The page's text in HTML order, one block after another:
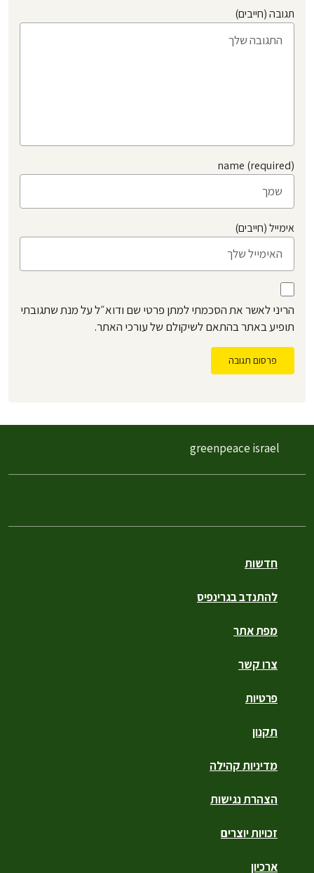
תגובה (חייבים)
name (required)
אימייל (חייבים)
הריני לאשר את הסכמתי למתן פרטי שם ודוא״ל על מנת שתגובתי
תופיע באתר בהתאם לשיקולם של עורכי האתר.
פרסום תגובה
חדשות
להתנדב בגרינפיס
מפת אתר
צרו קשר
פרטיות
תקנון
מדיניות קהילה
הצהרת נגישות
זכויות יוצרים
ארכיון